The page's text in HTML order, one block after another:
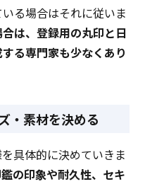
る場合はそれに従いま
は、登録用の丸印と日
る専門家も少なくあり
・素材を決める
具体的に決めていきま
の印象や耐久性、セキ